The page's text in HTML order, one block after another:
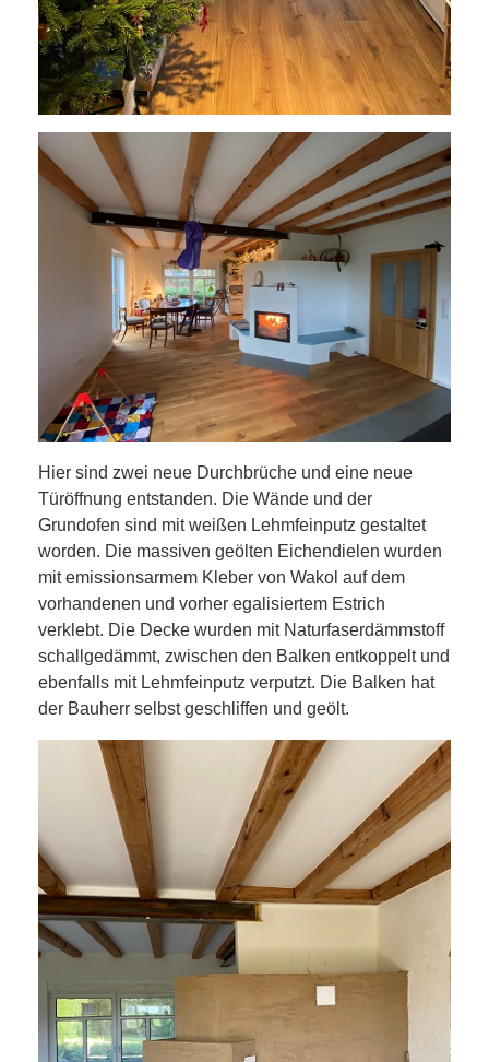
Hier sind zwei neue Durchbrüche und eine neue
Türöffnung entstanden. Die Wände und der
Grundofen sind mit weißen Lehmfeinputz gestaltet
worden. Die massiven geölten Eichendielen wurden
mit emissionsarmem Kleber von Wakol auf dem
vorhandenen und vorher egalisiertem Estrich
verklebt. Die Decke wurden mit Naturfaserdämmstoff
schallgedämmt, zwischen den Balken entkoppelt und
ebenfalls mit Lehmfeinputz verputzt. Die Balken hat
der Bauherr selbst geschliffen und geölt.